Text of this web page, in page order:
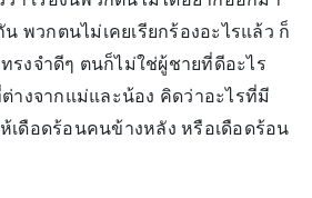
พวกตนไม่เคยเรียกร้องอะไรแล้ว ก็
งจำดีๆ ตนก็ไม่ใช่ผู้ชายที่ดีอะไร
างจากแม่และน้อง คิดว่าอะไรที่มี
เดือดร้อนคนข้างหลัง หรือเดือดร้อน